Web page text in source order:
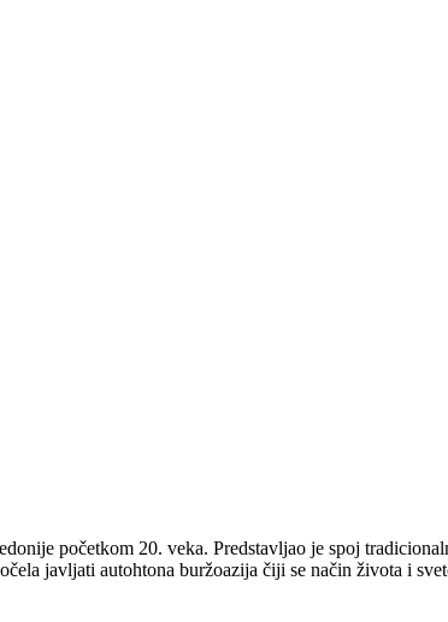
početkom 20. veka. Predstavljao je spoj
javljati autohtona buržoazija čiji se način života i